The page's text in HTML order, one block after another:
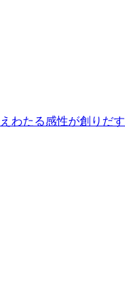
わたる感性が創りだ